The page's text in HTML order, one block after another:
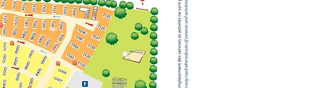
T087